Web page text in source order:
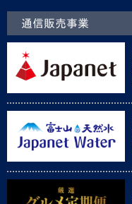
通信販売事業